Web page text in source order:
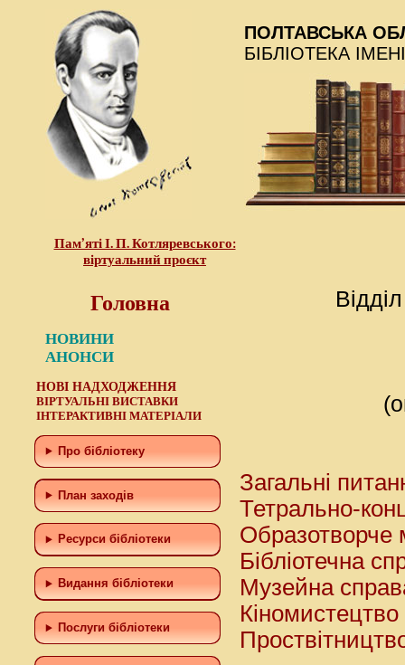
Пам’яті І. П. Котляревського:
віртуальний проєкт
ПОЛТАВСЬКА
БІБЛІОТЕКА
Головна
НОВИНИ
АНОНСИ
НОВІ НАДХОДЖЕННЯ
ВІРТУАЛЬНІ ВИСТАВКИ
ІНТЕРАКТИВНІ МАТЕРІАЛИ
Про бібліотеку
План заходів
Ресурси бібліотеки
Видання бібліотеки
Послуги бібліотеки
Загальні
Тетрально-
Образотворче
Бібліотечна
Музейна
Кіномистецтво